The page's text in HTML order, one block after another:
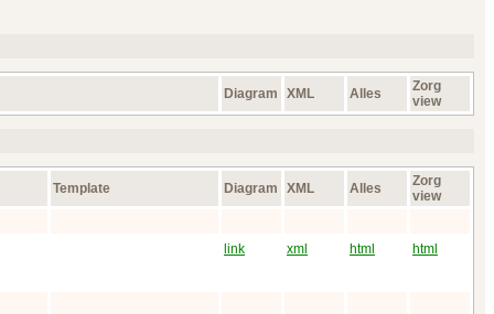
Diagram XML Alles
Zorg
view
Template Diagram XML Alles
Zorg
view
link xml html
html